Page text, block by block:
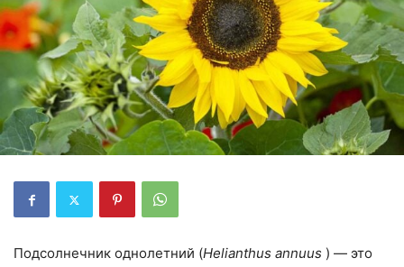
Подсолнечник однолетний (Helianthus annuus ) — это